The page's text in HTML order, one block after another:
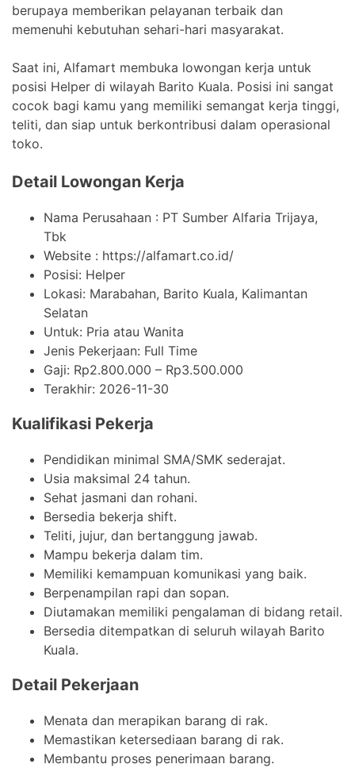
berupaya memberikan pelayanan terbaik dan
memenuhi kebutuhan sehari-hari masyarakat.
Saat ini, Alfamart membuka lowongan kerja untuk
posisi Helper di wilayah Barito Kuala. Posisi ini sangat
cocok bagi kamu yang memiliki semangat kerja tinggi,
teliti, dan siap untuk berkontribusi dalam operasional
toko.
Detail Lowongan Kerja
Nama Perusahaan : PT Sumber Alfaria Trijaya,
Tbk
Website : https://alfamart.co.id/
Posisi: Helper
Lokasi: Marabahan, Barito Kuala, Kalimantan
Selatan
Untuk: Pria atau Wanita
Jenis Pekerjaan: Full Time
Gaji: Rp2.800.000 – Rp3.500.000
Terakhir: 2026-11-30
Kualifikasi Pekerja
Pendidikan minimal SMA/SMK sederajat.
Usia maksimal 24 tahun.
Sehat jasmani dan rohani.
Bersedia bekerja shift.
Teliti, jujur, dan bertanggung jawab.
Mampu bekerja dalam tim.
Memiliki kemampuan komunikasi yang baik.
Berpenampilan rapi dan sopan.
Diutamakan memiliki pengalaman di bidang retail.
Bersedia ditempatkan di seluruh wilayah Barito
Kuala.
Detail Pekerjaan
Menata dan merapikan barang di rak.
Memastikan ketersediaan barang di rak.
Membantu proses penerimaan barang.